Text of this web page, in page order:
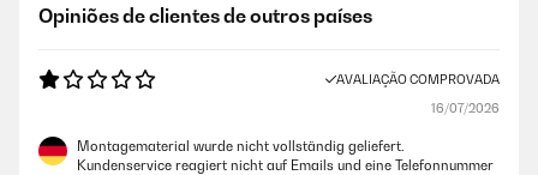
Opiniões de clientes de outros países
AVALIAÇÃO COMPROVADA
16/07/2026
Montagematerial wurde nicht vollständig geliefert.
Kundenservice reagiert nicht auf Emails und eine Telefonnummer